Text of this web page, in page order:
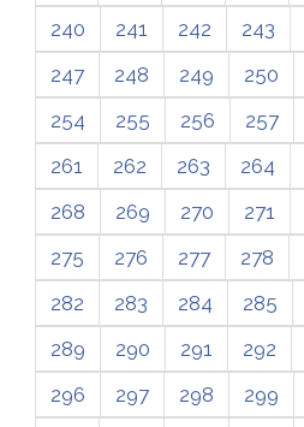
240
241 242 243
247
248 249 250
254
255 256 257
261
262 263 264
268
269 270 271
275
276 277 278
282
283 284 285
289
290 291 292
296
297 298 299